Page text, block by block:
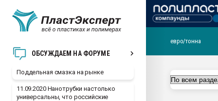
ОБСУЖДАЕМ НА ФОРУМЕ
Поддельная смазка на рынке
11.09.2020 Нанотрубки настолько
универсальны, что российские
ближайшее
Подмосковье, Москва
евро/тонна